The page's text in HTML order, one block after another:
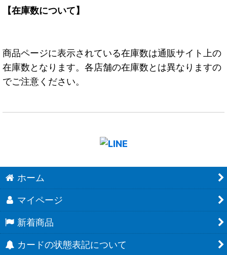
【在庫数について】
商品ページに表示されている在庫数は通販サイト上の
在庫数となります。各店舗の在庫数とは異なりますの
でご注意ください。
ホーム
マイページ
新着商品
カードの状態表記について